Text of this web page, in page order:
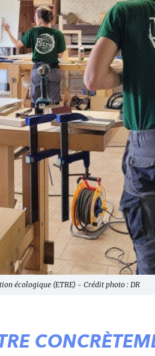
écologique (ETRE) - Crédit photo : DR